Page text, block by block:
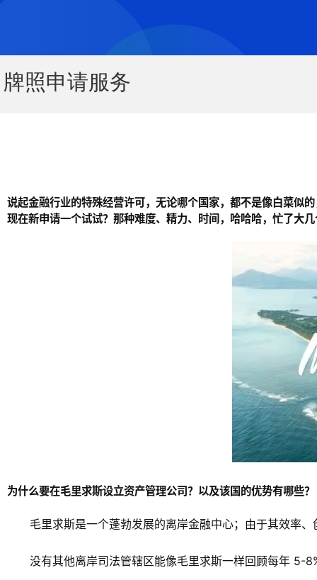
牌照申请服务
说起金融行业的特殊经营许可，无论哪个国家，都不是像白菜似
现在新申请一个试试？那种难度、精力、时间，哈哈哈，忙了
为什么要在毛里求斯设立资产管理公司？以及该国的优势有哪些？
毛里求斯是一个蓬勃发展的离岸金融中心；由于其效率
没有其他离岸司法管辖区能像毛里求斯一样回顾每年 5-